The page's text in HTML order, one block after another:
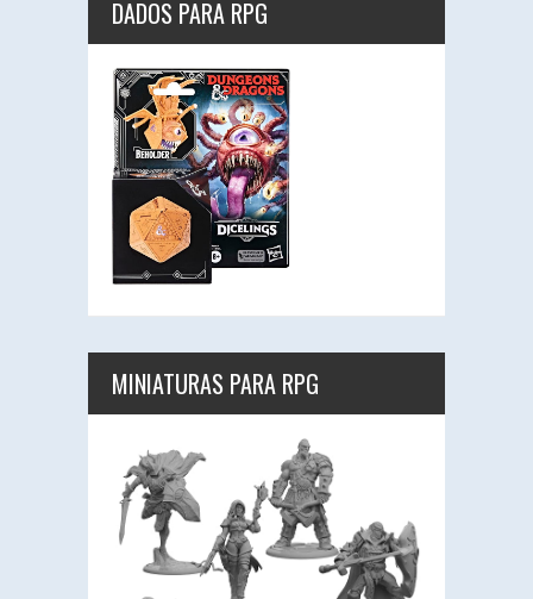
DADOS PARA RPG
MINIATURAS PARA RPG